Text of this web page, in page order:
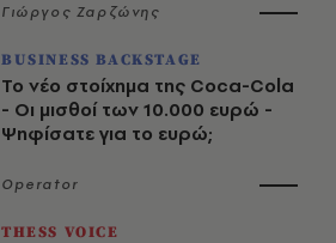
Γιώργος Ζαρζώνης
BUSINESS BACKSTAGE
Το νέο στοίχημα της Coca-Cola
- Οι μισθοί των 10.000 ευρώ -
Ψηφίσατε για το ευρώ;
Operator
THESS VOICE